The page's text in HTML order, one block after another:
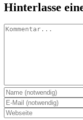
Hinterlasse
Kommentar